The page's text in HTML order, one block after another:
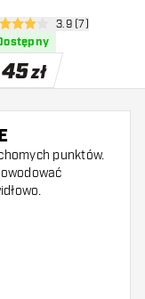
otwórz panel
gwiazdki oceny
3.9 (7)
45zł
punktów.